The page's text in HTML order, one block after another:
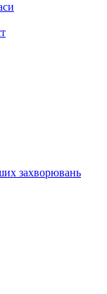
захворювань